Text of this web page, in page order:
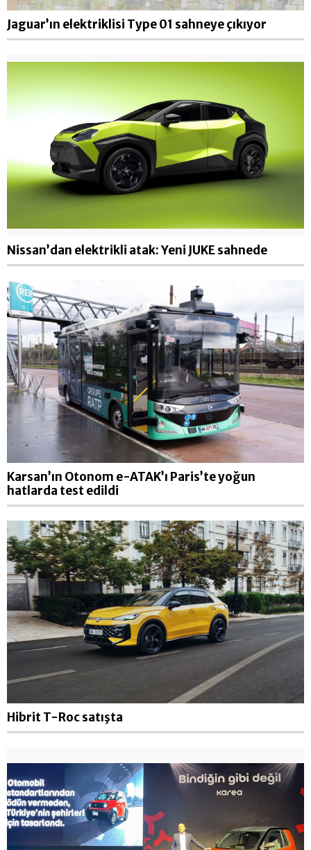
Jaguar’ın elektriklisi Type 01 sahneye çıkıyor
Nissan’dan elektrikli atak: Yeni JUKE sahnede
Karsan’ın Otonom e-ATAK’ı Paris’te yoğun
hatlarda test edildi
Hibrit T-Roc satışta